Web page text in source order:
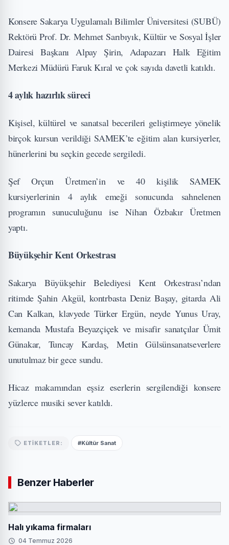
Konsere Sakarya Uygulamalı Bilimler Üniversitesi (SUBÜ)
Rektörü Prof. Dr. Mehmet Sarıbıyık, Kültür ve Sosyal İşler
Dairesi Başkanı Alpay Şirin, Adapazarı Halk Eğitim
Merkezi Müdürü Faruk Kıral ve çok sayıda davetli katıldı.
4 aylık hazırlık süreci
Kişisel, kültürel ve sanatsal becerileri geliştirmeye yönelik
birçok kursun verildiği SAMEK’te eğitim alan kursiyerler,
hünerlerini bu seçkin gecede sergiledi.
Şef Orçun Üretmen’in ve 40 kişilik SAMEK
kursiyerlerinin 4 aylık emeği sonucunda sahnelenen
programın sunuculuğunu ise Nihan Özbakır Üretmen
yaptı.
Büyükşehir Kent Orkestrası
Sakarya Büyükşehir Belediyesi Kent Orkestrası’ndan
ritimde Şahin Akgül, kontrbasta Deniz Başay, gitarda Ali
Can Kalkan, klavyede Türker Ergün, neyde Yunus Uray,
kemanda Mustafa Beyazçiçek ve misafir sanatçılar Ümit
Günakar, Tuncay Kardaş, Metin Gülsünsanatseverlere
unutulmaz bir gece sundu.
Hicaz makamından eşsiz eserlerin sergilendiği konsere
yüzlerce musiki sever katıldı.
ETIKETLER: #Kültür Sanat
Benzer Haberler
Halı yıkama firmaları
04 Temmuz 2026